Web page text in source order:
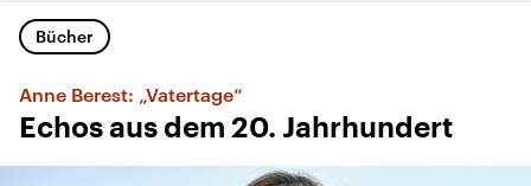
Bücher
Anne Berest: „Vatertage“
Echos aus dem 20. Jahrhundert